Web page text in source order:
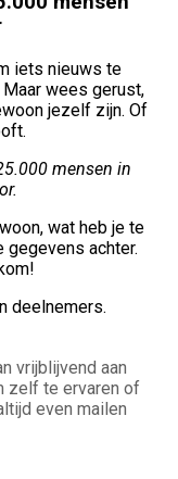
iets nieuws te
wees gerust,
jezelf zijn. Of
mensen in
wat heb je te
gegevens achter.
deelnemers.
vrijblijvend aan
zelf te ervaren of
even mailen